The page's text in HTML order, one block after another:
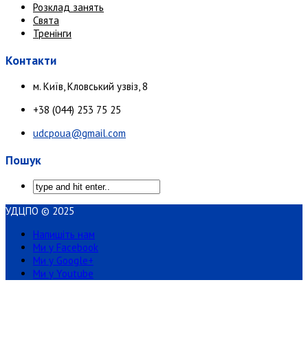
Розклад занять
Свята
Тренінги
Контакти
м. Київ, Кловський узвіз, 8
+38 (044) 253 75 25
udcpoua@gmail.com
Пошук
УДЦПО © 2025
Напишіть нам
Ми у Facebook
Ми у Google+
Ми у Youtube